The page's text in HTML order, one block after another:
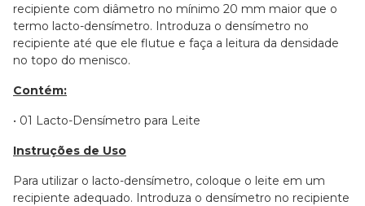
recipiente com diâmetro no mínimo 20 mm maior que o
termo lacto-densímetro. Introduza o densímetro no
recipiente até que ele flutue e faça a leitura da densidade
no topo do menisco.
Contém:
• 01 Lacto-Densímetro para Leite
Instruções de Uso
Para utilizar o lacto-densímetro, coloque o leite em um
recipiente adequado. Introduza o densímetro no recipiente